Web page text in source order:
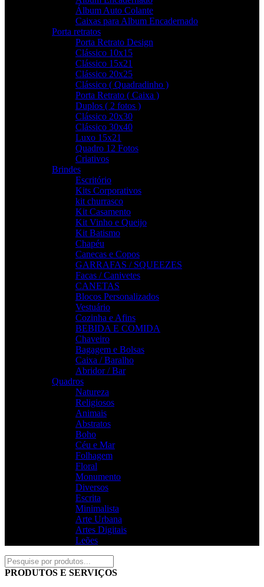
Álbum Auto Colante
Caixas para Album Encadernado
Porta retratos
Porta Retrato Design
Clássico 10x15
Clássico 15x21
Clássico 20x25
Clássico ( Quadradinho )
Porta Retrato ( Caixa )
Duplos ( 2 fotos )
Clássico 20x30
Clássico 30x40
Luxo 15x21
Quadro 12 Fotos
Criativos
Brindes
Escritório
Kits Corporativos
kit churrasco
Kit Casamento
Kit Vinho e Queijo
Kit Batismo
Chapéu
Canecas e Copos
GARRAFAS / SQUEEZES
Facas / Canivetes
CANETAS
Blocos Personalizados
Vestuário
Cozinha e Afins
BEBIDA E COMIDA
Chaveiro
Bagagem e Bolsas
Caixa / Baralho
Abridor / Bar
Quadros
Natureza
Religiosos
Animais
Abstratos
Boho
Céu e Mar
Folhagem
Floral
Monumento
Diversos
Escrita
Minimalista
Arte Urbana
Artes Digitais
Leões
PRODUTOS E SERVIÇOS